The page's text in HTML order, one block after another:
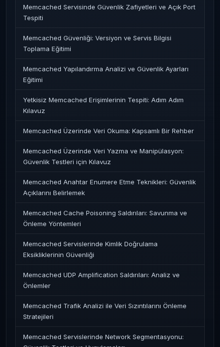
Memcached Servisinde Güvenlik Zafiyetleri ve Açık Port
Tespiti
Memcached Güvenliği: Versiyon ve Servis Bilgisi
Toplama Eğitimi
Memcached Yapılandırma Analizi ve Güvenlik Ayarları
Eğitimi
Yetkisiz Memcached Erişimlerinin Tespiti: Adım Adım
Kılavuz
Memcached Üzerinde Veri Okuma: Kapsamlı Bir Rehber
Memcached Üzerinde Veri Yazma ve Manipülasyon:
Güvenlik Testleri için Kılavuz
Memcached Anahtar Enumere Etme Teknikleri: Güvenlik
Açıklarını Belirlemek
Memcached Cache Poisoning Saldırıları: Savunma ve
Önleme Yöntemleri
Memcached Servislerinde Kimlik Doğrulama
Eksikliklerinin Güvenliği
Memcached UDP Amplification Saldırıları: Analiz ve
Önlemler
Memcached Trafik Analizi ile Veri Sızıntılarını Önleme
Stratejileri
Memcached Servislerinde Network Segmentasyonu: